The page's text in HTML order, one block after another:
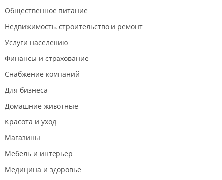
Общественное питание
Недвижимость, строительство и ремонт
Услуги населению
Финансы и страхование
Снабжение компаний
Для бизнеса
Домашние животные
Красота и уход
Магазины
Мебель и интерьер
Медицина и здоровье